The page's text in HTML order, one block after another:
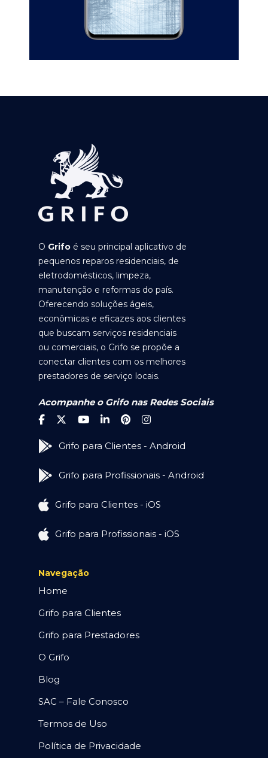
O Grifo é seu principal aplicativo de
pequenos reparos residenciais, de
eletrodomésticos, limpeza,
manutenção e reformas do país.
Oferecendo soluções ágeis,
econômicas e eficazes aos clientes
que buscam serviços residenciais
ou comerciais, o Grifo se propõe a
conectar clientes com os melhores
prestadores de serviço locais.
Acompanhe o Grifo nas Redes Sociais
Grifo para Clientes - Android
Grifo para Profissionais - Android
Grifo para Clientes - iOS
Grifo para Profissionais - iOS
Navegação
Home
Grifo para Clientes
Grifo para Prestadores
O Grifo
Blog
SAC – Fale Conosco
Termos de Uso
Política de Privacidade